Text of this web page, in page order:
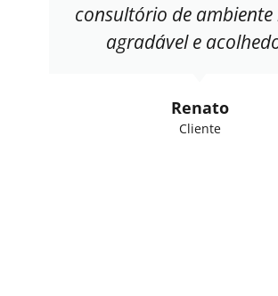
consultório de
agradável e
Renato
Cliente